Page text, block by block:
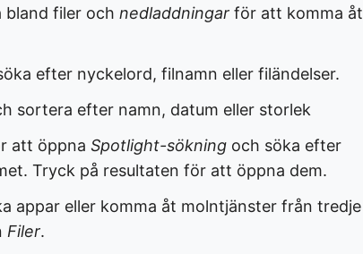
bland filer och nedladdningar för att komma åt
efter nyckelord, filnamn eller filändelser.
sortera efter namn, datum eller storlek
att öppna Spotlight-sökning och söka efter
Tryck på resultaten för att öppna dem.
appar eller komma åt molntjänster från tredje
Filer.